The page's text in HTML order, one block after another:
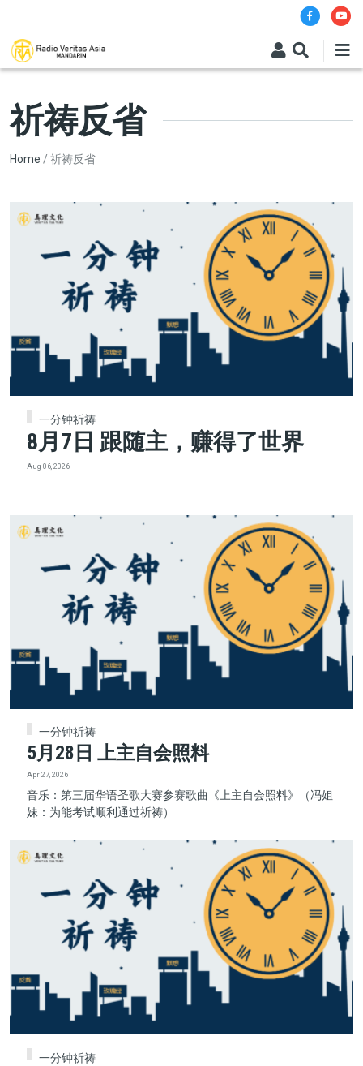
祈祷反省
Breadcrumb
Home 祈祷反省
一分钟祈祷
8月7日 跟随主，赚得了世界
Aug 06, 2026
一分钟祈祷
5月28日 上主自会照料
Apr 27, 2026
音乐：第三届华语圣歌大赛参赛歌曲《上主自会照料》（冯姐
妹：为能考试顺利通过祈祷）
一分钟祈祷